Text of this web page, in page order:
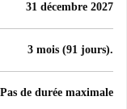
31 décembre 2027
3 mois (91 jours).
Pas de durée maximale